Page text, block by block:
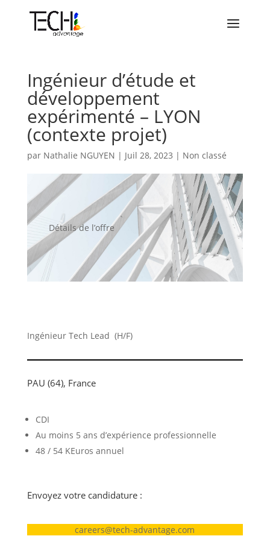
Ingénieur d’étude et
développement
expérimenté – LYON
(contexte projet)
par Nathalie NGUYEN | Juil 28, 2023 | Non classé
Détails de l’offre
Ingénieur Tech Lead (H/F)
PAU (64), France
CDI
Au moins 5 ans d’expérience professionnelle
48 / 54 KEuros annuel
Envoyez votre candidature :
careers@tech-advantage.com